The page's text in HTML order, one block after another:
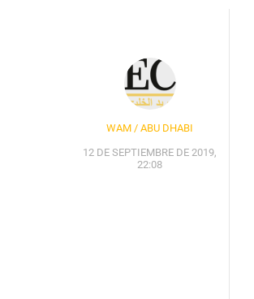
WAM / ABU DHABI
12 DE SEPTIEMBRE DE 2019,
22:08